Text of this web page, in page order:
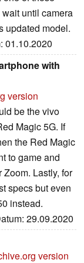
until camera
updated model.
01.10.2020
with
version
be the vivo
Magic 5G. If
the Red Magic
to game and
Lastly, for
specs but even
instead.
29.09.2020
version